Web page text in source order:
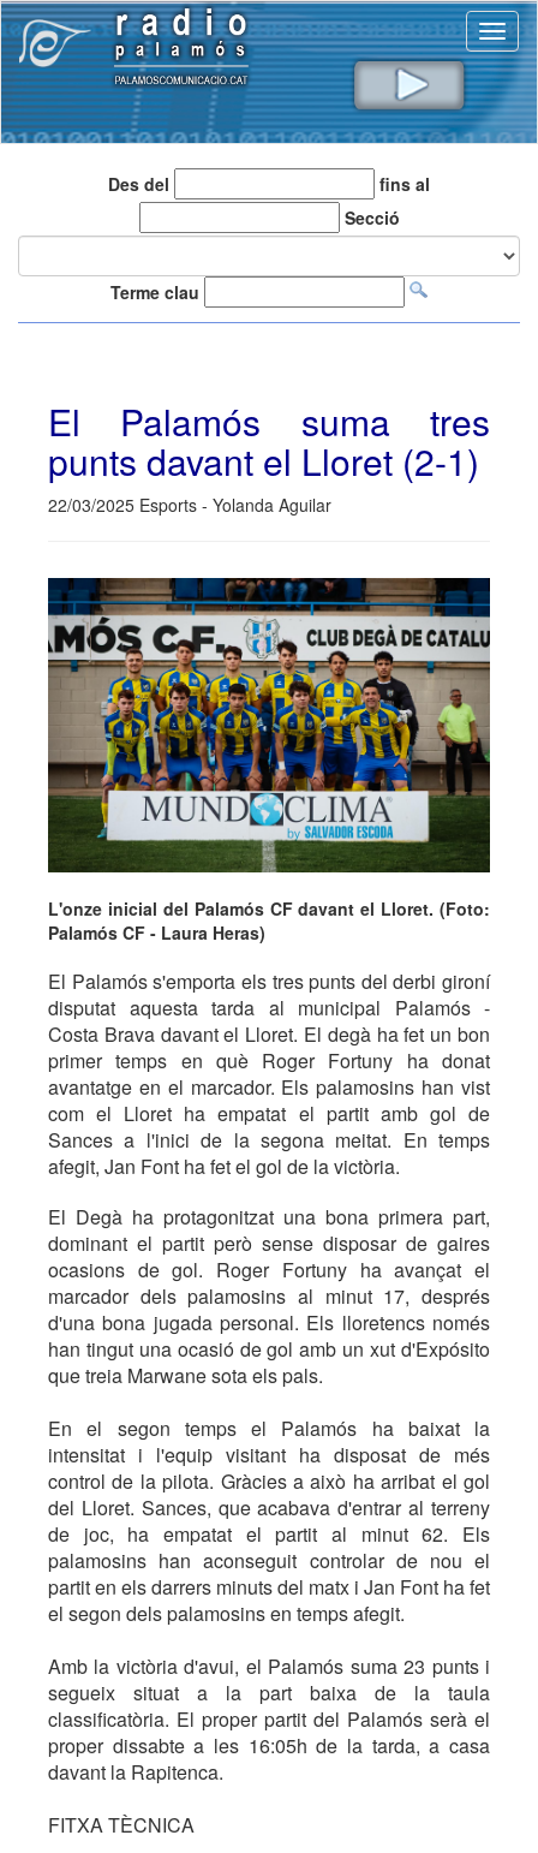
Des del
fins al
Secció
Terme clau
El Palamós suma tres
punts davant el Lloret (2-1)
22/03/2025 Esports - Yolanda Aguilar
L'onze inicial del Palamós CF davant el Lloret. (Foto:
Palamós CF - Laura Heras)
El Palamós s'emporta els tres punts del derbi gironí
disputat aquesta tarda al municipal Palamós -
Costa Brava davant el Lloret. El degà ha fet un bon
primer temps en què Roger Fortuny ha donat
avantatge en el marcador. Els palamosins han vist
com el Lloret ha empatat el partit amb gol de
Sances a l'inici de la segona meitat. En temps
afegit, Jan Font ha fet el gol de la victòria.
El Degà ha protagonitzat una bona primera part,
dominant el partit però sense disposar de gaires
ocasions de gol. Roger Fortuny ha avançat el
marcador dels palamosins al minut 17, després
d'una bona jugada personal. Els lloretencs només
han tingut una ocasió de gol amb un xut d'Expósito
que treia Marwane sota els pals.
En el segon temps el Palamós ha baixat la
intensitat i l'equip visitant ha disposat de més
control de la pilota. Gràcies a això ha arribat el gol
del Lloret. Sances, que acabava d'entrar al terreny
de joc, ha empatat el partit al minut 62. Els
palamosins han aconseguit controlar de nou el
partit en els darrers minuts del matx i Jan Font ha fet
el segon dels palamosins en temps afegit.
Amb la victòria d'avui, el Palamós suma 23 punts i
segueix situat a la part baixa de la taula
classificatòria. El proper partit del Palamós serà el
proper dissabte a les 16:05h de la tarda, a casa
davant la Rapitenca.
FITXA TÈCNICA